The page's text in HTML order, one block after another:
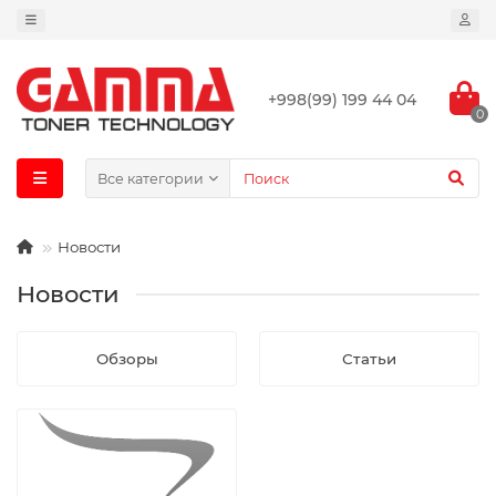
+998(99) 199 44 04
0
Все категории
Новости
Новости
Обзоры Статьи